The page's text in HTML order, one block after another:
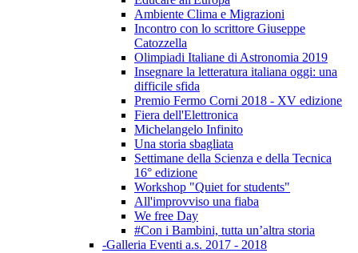
Ambiente Clima e Migrazioni
Incontro con lo scrittore Giuseppe
Catozzella
Olimpiadi Italiane di Astronomia 2019
Insegnare la letteratura italiana oggi: una
difficile sfida
Premio Fermo Corni 2018 - XV edizione
Fiera dell'Elettronica
Michelangelo Infinito
Una storia sbagliata
Settimane della Scienza e della Tecnica
16° edizione
Workshop "Quiet for students"
All'improvviso una fiaba
We free Day
#Con i Bambini, tutta un’altra storia
-Galleria Eventi a.s. 2017 - 2018